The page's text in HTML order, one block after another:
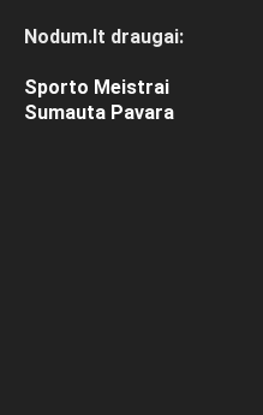
Nodum.lt draugai:
Sporto Meistrai
Sumauta Pavara